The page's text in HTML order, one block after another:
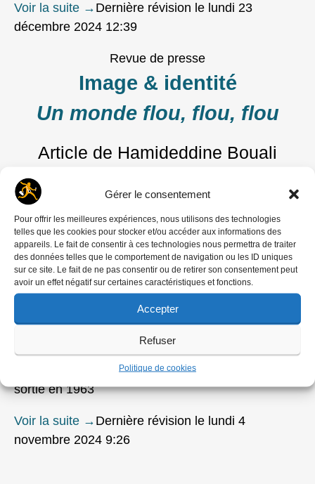
Gérer le consentement
Pour offrir les meilleures expériences, nous utilisons des technologies
telles que les cookies pour stocker et/ou accéder aux informations des
appareils. Le fait de consentir à ces technologies nous permettra de traiter
des données telles que le comportement de navigation ou les ID uniques
sur ce site. Le fait de ne pas consentir ou de retirer son consentement peut
avoir un effet négatif sur certaines caractéristiques et fonctions.
Accepter
Refuser
Politique de cookies
Voir la suite → Dernière révision le lundi 23
décembre 2024 12:39
Revue de presse
Image & identité
Un monde flou, flou, flou
Article de Hamideddine Bouali
« Un monde fou, fou, fou » de Stanley Kramer,
sortie en 1963
Voir la suite → Dernière révision le lundi 4
novembre 2024 9:26